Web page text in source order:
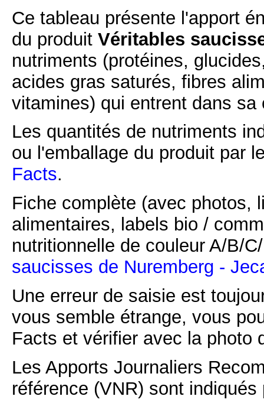
Ce tableau présente l'apport
du produit Véritables
nutriments (protéines,
acides gras saturés, fibres
vitamines) qui entrent dans sa
Les quantités de nutriments
ou l'emballage du produit par
Facts.
Fiche complète (avec photos,
alimentaires, labels bio /
nutritionnelle de couleur A/B/
saucisses de Nuremberg -
Une erreur de saisie est
vous semble étrange, vous
Facts et vérifier avec la photo
Les Apports Journaliers
référence (VNR) sont